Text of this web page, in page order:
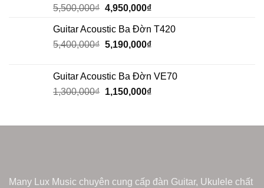
Rated5.00
out of 5
5,500,000₫ 4,950,000₫
Guitar Acoustic Ba Đờn T420
5,400,000₫ 5,190,000₫
Guitar Acoustic Ba Đờn VE70
1,300,000₫ 1,150,000₫
Many Lux Music chuyên cung cấp đàn Guitar, Ukulele chất